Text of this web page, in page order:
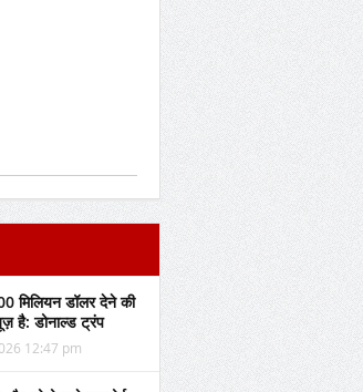
मिलियन डॉलर देने की
है: डोनाल्ड ट्रंप
12:47 pm